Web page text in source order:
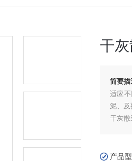
干
简要描
适应
泥、及
干灰散
产品型